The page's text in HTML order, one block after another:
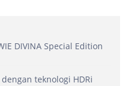
DIVINA Special Edition
teknologi HDRi